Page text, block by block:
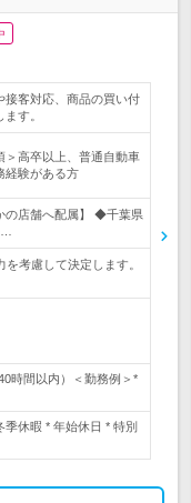
接客対応、商品の買い付
す。
＞高卒以上、普通自動車
経験がある方
の店舗へ配属】 ◆千葉県
考慮して決定します。
時間以内）＜勤務例＞*
休暇 * 年始休日 * 特別